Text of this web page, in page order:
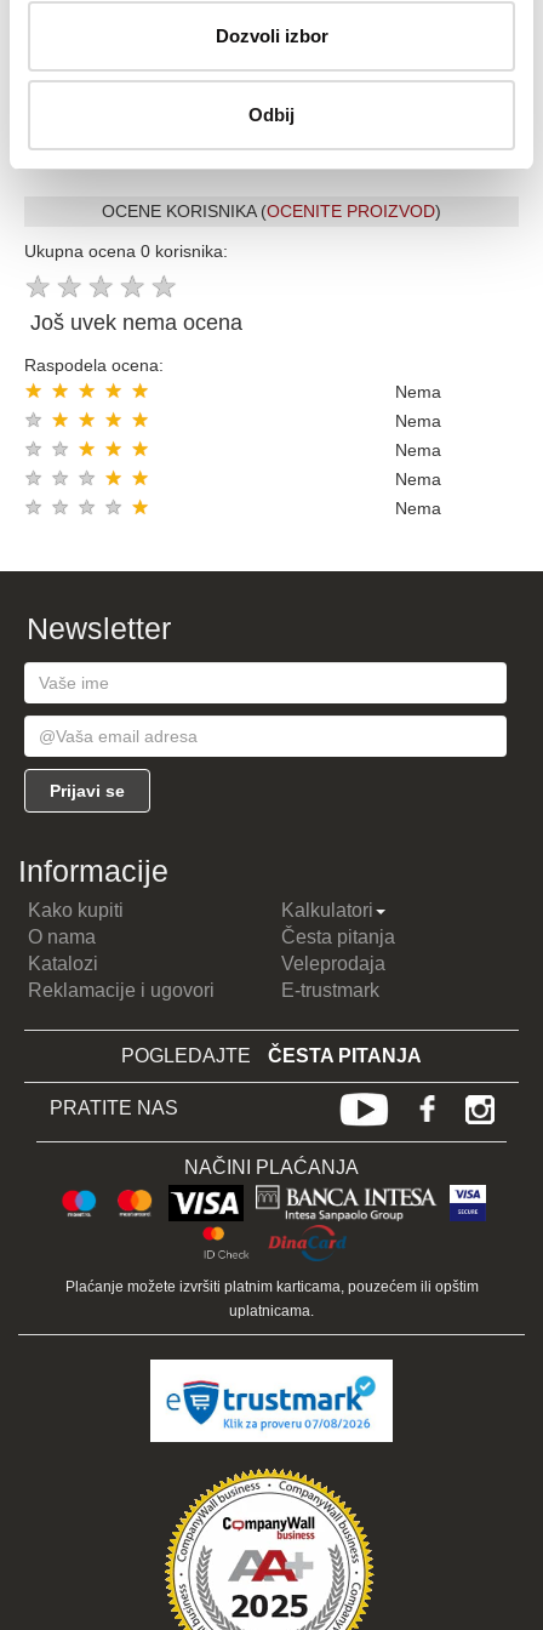
Dozvoli izbor
Odbij
Vise od 200.000 zadovoljnih kupaca
Uvek dostupna podrška i servis
Kupovinom preko 8000 din popust 5% sledecom kupovinom
OCENE KORISNIKA (OCENITE PROIZVOD)
Ukupna ocena 0 korisnika:
★ ★ ★ ★ ★
Još uvek nema ocena
Raspodela ocena:
★
★
★
★
★ Nema
★
★
★
★
★ Nema
★
★
★
★
★ Nema
★
★
★
★
★ Nema
★
★
★
★
★ Nema
Newsletter
Informacije
Kako kupiti
Kalkulatori
O nama
Česta pitanja
Katalozi
Veleprodaja
Reklamacije i ugovori
E-trustmark
POGLEDAJTE ČESTA PITANJA
PRATITE NAS
NAČINI PLAĆANJA
Plaćanje možete izvršiti platnim karticama, pouzećem ili opštim
uplatnicama.